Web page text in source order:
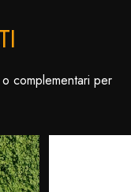
complementari per